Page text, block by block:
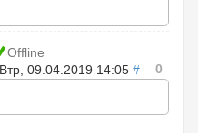
Offline
Втр, 09.04.2019 14:05 # 0